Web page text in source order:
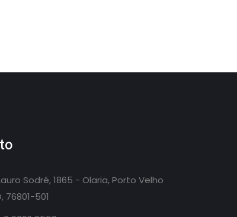
Sodré, 1865 - Olaria, Porto Velho
76801-501